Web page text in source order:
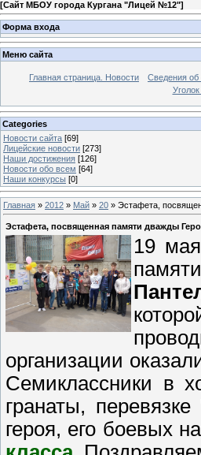
[Сайт МБОУ города Кургана "Лицей №12"]
Форма входа
Меню сайта
Главная страница. Новости Сведения об
Categories
Новости сайта [69]
Лицейские новости [273]
Наши достижения [126]
Новости обо всем [64]
Наши конкурсы [0]
Главная » 2012 » Май » 20 » Эстафета,
Эстафета, посвященная памяти дважды
19
организации
Семиклассники в
гранаты,
героя, его боевых